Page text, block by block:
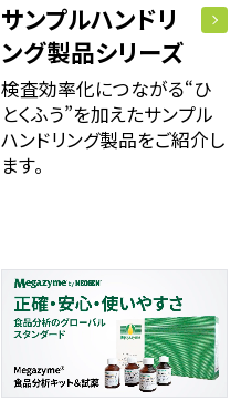
サンプルハンドリ
ング製品シリーズ
検査効率化に​つながる​“ひ
とく​ふう”を​加えた​サンプル
ハンドリング製品を​ご紹介し
ます。​